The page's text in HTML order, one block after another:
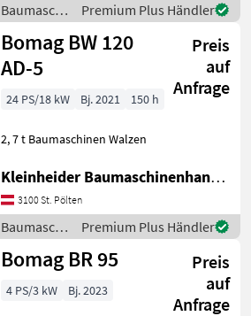
Baumaschinen
/ Bomag
Premium Plus Händler
Bomag BW 120
AD-5
Preis
auf
Anfrage
24 PS/18 kW Bj. 2021 150 h
2, 7 t Baumaschinen Walzen
Kleinheider Baumaschinenhandel GmbH.
3100 St. Pölten
Baumaschinen
/ Bomag
Premium Plus Händler
Bomag BR 95
Preis
auf
Anfrage
4 PS/3 kW Bj. 2023